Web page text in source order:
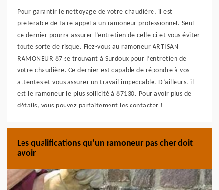
Pour garantir le nettoyage de votre chaudière, il est
préférable de faire appel à un ramoneur professionnel. Seul
ce dernier pourra assurer l’entretien de celle-ci et vous éviter
toute sorte de risque. Fiez-vous au ramoneur ARTISAN
RAMONEUR 87 se trouvant à Surdoux pour l’entretien de
votre chaudière. Ce dernier est capable de répondre à vos
attentes et vous assurer un travail impeccable. D’ailleurs, il
est le ramoneur le plus sollicité à 87130. Pour avoir plus de
détails, vous pouvez parfaitement les contacter !
Les qualifications qu’un ramoneur pas cher doit
avoir